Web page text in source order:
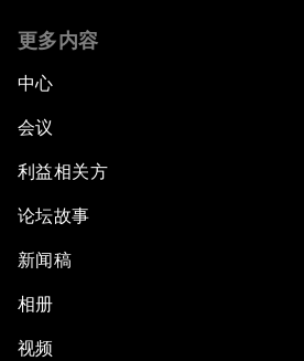
更多内容
中心
会议
利益相关方
论坛故事
新闻稿
相册
视频